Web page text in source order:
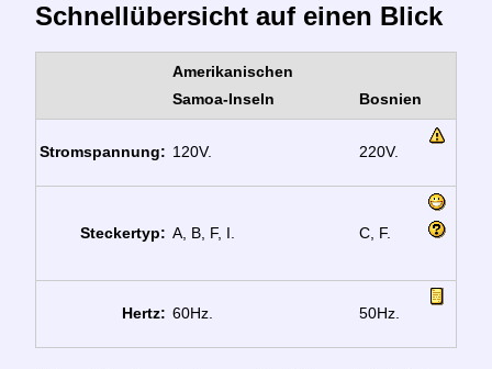
Schnellübersicht auf einen Blick
Amerikanischen
Samoa-Inseln
Bosnien
Stromspannung: 120V. 220V.
Steckertyp: A, B, F, I. C, F.
Hertz: 60Hz. 50Hz.